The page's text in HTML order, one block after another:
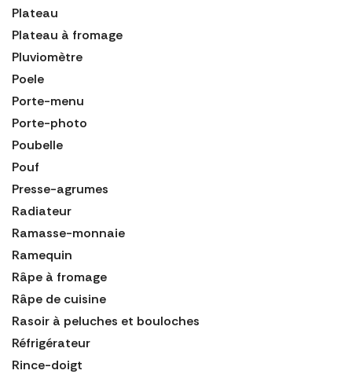
Plateau
Plateau à fromage
Pluviomètre
Poele
Porte-menu
Porte-photo
Poubelle
Pouf
Presse-agrumes
Radiateur
Ramasse-monnaie
Ramequin
Râpe à fromage
Râpe de cuisine
Rasoir à peluches et bouloches
Réfrigérateur
Rince-doigt